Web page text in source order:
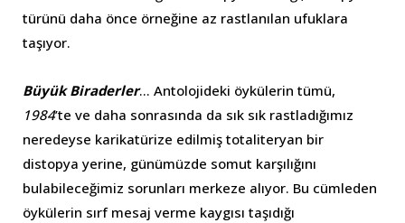
türünü daha önce örneğine az rastlanılan ufuklara
taşıyor.
Büyük Biraderler… Antolojideki öykülerin tümü,
1984’te ve daha sonrasında da sık sık rastladığımız
neredeyse karikatürize edilmiş totaliteryan bir
distopya yerine, günümüzde somut karşılığını
bulabileceğimiz sorunları merkeze alıyor. Bu cümleden
öykülerin sırf mesaj verme kaygısı taşıdığı